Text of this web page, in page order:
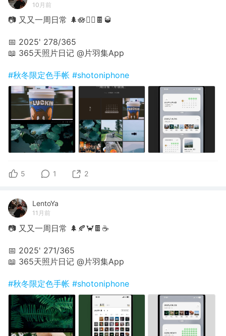
10月前
📷 又又一周日常 🌲🪷🚴‍♀️🍫🥃
📅 2025' 278/365
📖 365天照片日记 @片羽集App
#秋冬限定色手帐 #shotoniphone
5 1 2
LentoYa
11月前
📷 又又一周日常 🌲🍂🦀🍫☕️
📅 2025' 271/365
📖 365天照片日记 @片羽集App
#秋冬限定色手帐 #shotoniphone